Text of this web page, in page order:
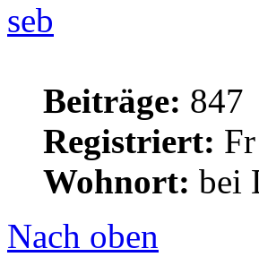
seb
Beiträge: 847
Registriert:
Wohnort: bei
Nach oben